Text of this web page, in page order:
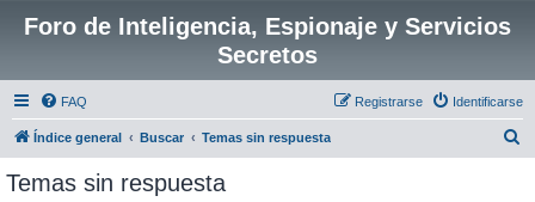
Foro de Inteligencia, Espionaje y Servicios
Secretos
FAQ Identificarse
Registrarse
Índice general Buscar Temas sin respuesta
Temas sin respuesta